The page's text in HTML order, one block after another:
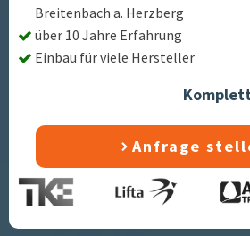
Breitenbach a. Herzberg
über 10 Jahre Erfahrung
Einbau für viele Hersteller
Anfrage